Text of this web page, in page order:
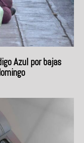
Azul por bajas